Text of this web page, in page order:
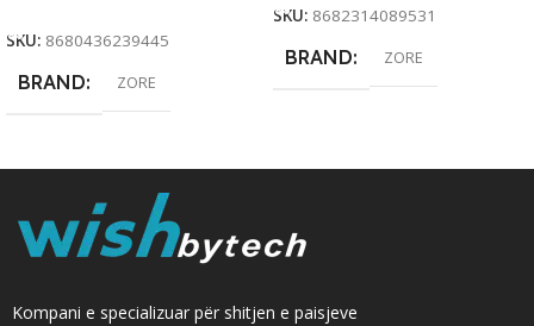
SKU: 8680436239445
BRAND ZORE
SKU: 8682314089531
BRAND ZORE
Kompani e specializuar për shitjen e paisjeve